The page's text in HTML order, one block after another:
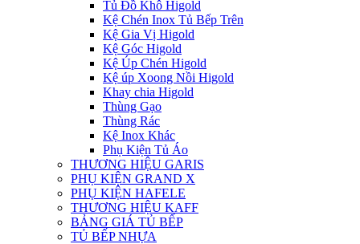
Tủ Đồ Khô Higold
Kệ Chén Inox Tủ Bếp Trên
Kệ Gia Vị Higold
Kệ Góc Higold
Kệ Úp Chén Higold
Kệ úp Xoong Nồi Higold
Khay chia Higold
Thùng Gạo
Thùng Rác
Kệ Inox Khác
Phụ Kiện Tủ Áo
THƯƠNG HIỆU GARIS
PHỤ KIỆN GRAND X
PHỤ KIỆN HAFELE
THƯƠNG HIỆU KAFF
BẢNG GIÁ TỦ BẾP
TỦ BẾP NHỰA